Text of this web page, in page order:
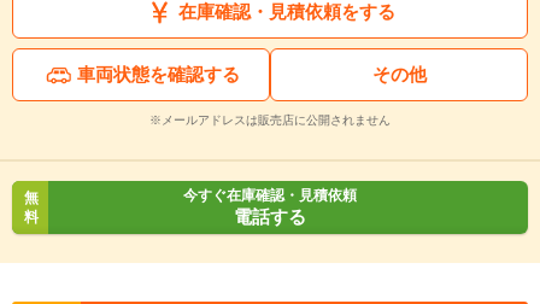
在庫確認・見積依頼をする
車両状態を確認する その他
※メールアドレスは販売店に公開されません
無
料
今すぐ在庫確認・見積依頼
電話する